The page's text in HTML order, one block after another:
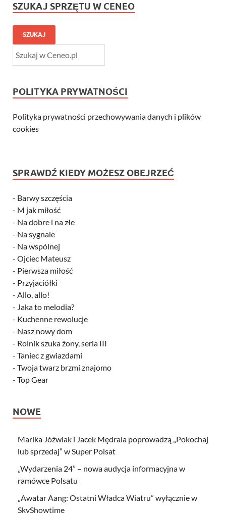
SZUKAJ SPRZĘTU W CENEO
SZUKAJ
POLITYKA PRYWATNOŚCI
Polityka prywatności przechowywania danych i plików
cookies
SPRAWDŹ KIEDY MOŻESZ OBEJRZEĆ
- Barwy szczęścia
- M jak miłość
- Na dobre i na złe
- Na sygnale
- Na wspólnej
- Ojciec Mateusz
- Pierwsza miłość
- Przyjaciółki
- Allo, allo!
- Jaka to melodia?
- Kuchenne rewolucje
- Nasz nowy dom
- Rolnik szuka żony, seria III
- Taniec z gwiazdami
- Twoja twarz brzmi znajomo
- Top Gear
NOWE
Marika Jóźwiak i Jacek Mędrala poprowadzą „Pokochaj
lub sprzedaj” w Super Polsat
„Wydarzenia 24” – nowa audycja informacyjna w
ramówce Polsatu
„Awatar Aang: Ostatni Władca Wiatru” wyłącznie w
SkyShowtime